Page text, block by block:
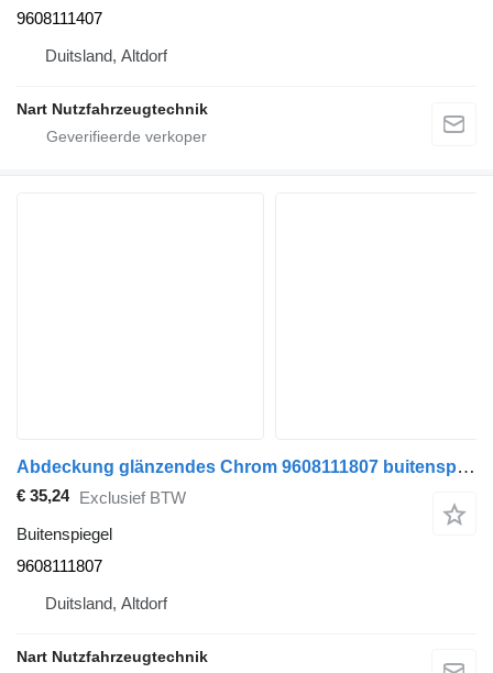
9608111407
Duitsland, Altdorf
Nart Nutzfahrzeugtechnik
Abdeckung glänzendes Chrom 9608111807 buitenspiegel voor Mercedes-Benz MP4 trekker
€ 35,24 Exclusief BTW
Buitenspiegel
9608111807
Duitsland, Altdorf
Nart Nutzfahrzeugtechnik